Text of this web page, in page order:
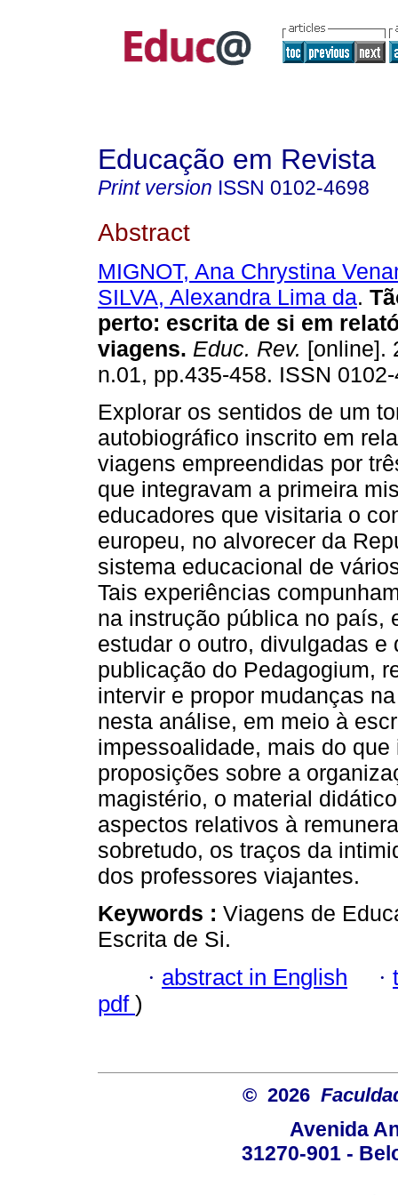
Educação em Revista
Print version ISSN 0102-4698
Abstract
MIGNOT, Ana Chrystina
SILVA, Alexandra Lima da.
perto: escrita de si em
viagens. Educ. Rev. [online].
n.01, pp.435-458. ISSN
Explorar os sentidos de um
autobiográfico inscrito em
viagens empreendidas por
que integravam a primeira
educadores que visitaria o
europeu, no alvorecer da
sistema educacional de
Tais experiências
na instrução pública no país,
estudar o outro, divulgadas
publicação do Pedagogium,
intervir e propor mudanças
nesta análise, em meio à
impessoalidade, mais do
proposições sobre a
magistério, o material
aspectos relativos à
sobretudo, os traços da
dos professores viajantes.
Keywords : Viagens de
Escrita de Si.
· abstract in English ·
pdf )
© 2026
Avenida
31270-901 -